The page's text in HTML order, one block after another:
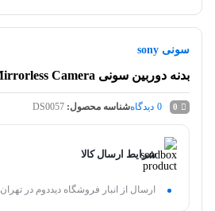
سونی sony
بدنه دوربین سونی Sony a7C II Mirrorless Camera
0
0 دیدگاهشناسه محصول: DS0057
شرایط ارسال کالا
ارسال از انبار فروشگاه دیددوم در تهران